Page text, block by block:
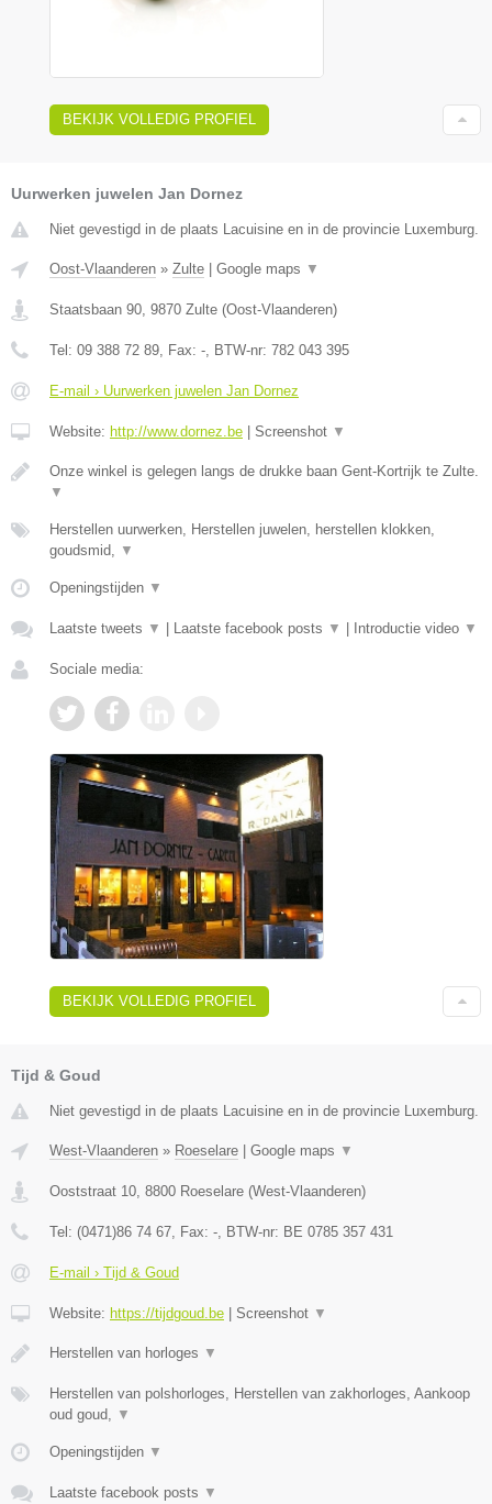
BEKIJK VOLLEDIG PROFIEL
Uurwerken juwelen Jan Dornez
Niet gevestigd in de plaats Lacuisine en in de provincie Luxemburg.
Oost-Vlaanderen » Zulte Google maps ▼
Staatsbaan 90, 9870 Zulte (Oost-Vlaanderen)
Tel: 09 388 72 89, Fax: -, BTW-nr: 782 043 395
E-mail › Uurwerken juwelen Jan Dornez
Website: http://www.dornez.be Screenshot ▼
Onze winkel is gelegen langs de drukke baan Gent-Kortrijk te Zulte.
▼
Herstellen uurwerken, Herstellen juwelen, herstellen klokken,
goudsmid, ▼
Openingstijden ▼
Laatste tweets ▼ Laatste facebook posts ▼ Introductie video ▼
Sociale media:
BEKIJK VOLLEDIG PROFIEL
Tijd & Goud
Niet gevestigd in de plaats Lacuisine en in de provincie Luxemburg.
West-Vlaanderen » Roeselare | Google maps ▼
Ooststraat 10 8800 Roeselare (West-Vlaanderen)
Tel: (0471)86 74 67 , Fax: - , BTW-nr: BE 0785 357 431
E-mail › Tijd & Goud
Website: https://tijdgoud.be | Screenshot ▼
Herstellen van horloges ▼
Herstellen van polshorloges, Herstellen van zakhorloges, Aankoop
oud goud,
▼
Openingstijden ▼
Laatste facebook posts ▼